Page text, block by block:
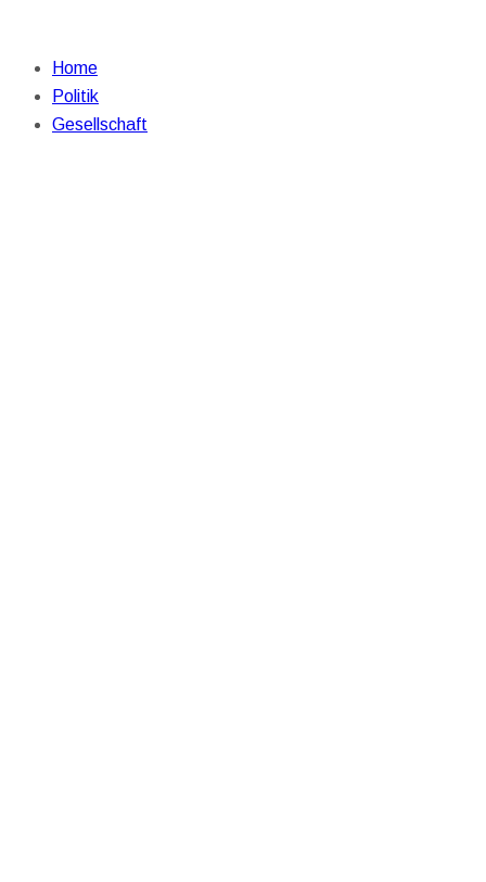
Home
Politik
Gesellschaft